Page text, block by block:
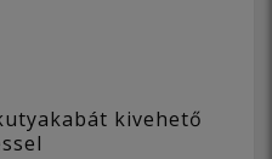
kivehető